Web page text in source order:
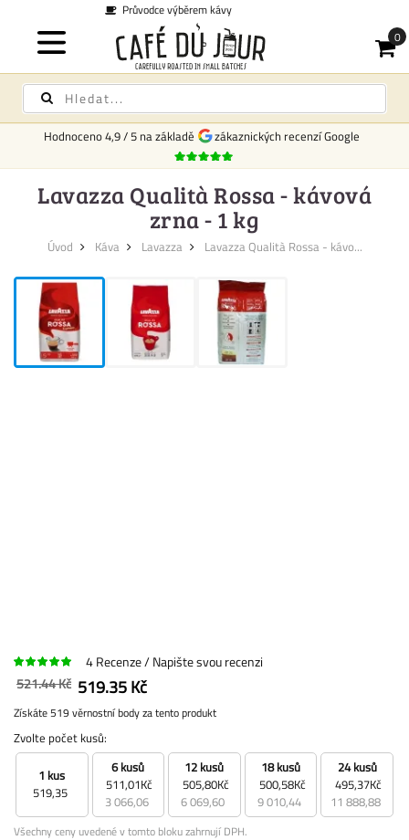
Hodnoceno4,9/5 na základě zákaznických recenzí Google
Lavazza Qualità Rossa - kávová
zrna - 1 kg
Úvod Káva Lavazza Lavazza Qualità Rossa - kávo...
4Recenze
Napište svou recenzi
521.44 Kč 519.35 Kč
Získáte 519 věrnostní body za tento produkt
Zvolte počet kusů:
1 kus
519,35
6 kusů
511,01Kč
3 066,06
12 kusů
505,80Kč
6 069,60
18 kusů
500,58Kč
9 010,44
24 kusů
495,37Kč
11 888,88
Všechny ceny uvedené v tomto bloku zahrnují DPH.